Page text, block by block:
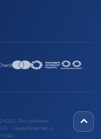
Республика
· Свидетельство о
года